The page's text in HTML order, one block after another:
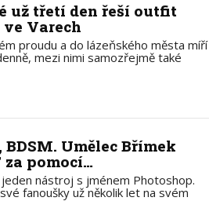
už třetí den řeší outfit
Varech
proudu a do lázeňského města míří
mezi nimi samozřejmě také
Umělec Břímek
pomocí…
nástroj s jménem Photoshop.
fanoušky už několik let na svém